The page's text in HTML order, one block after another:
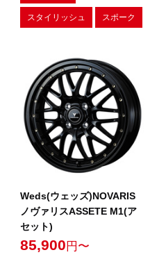
スタイリッシュ スポーク
Weds(ウェッズ)NOVARIS
ノヴァリスASSETE M1(ア
セット)
85,900 円〜